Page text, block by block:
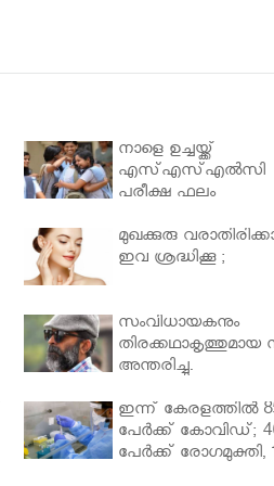
നാളെ ഉച്ചയ്ക്ക്
എസ്എസ്എല്‍സി
പരീക്ഷ ഫലം
മുഖക്കുരു
ഇവ ശ്രദ്ധിക്കൂ ;
സംവിധായകനും
തിരക്കഥാകൃത്തുമായ
അന്തരിച്ചു.
ഇന്ന് കേരളത്തിൽ
പേർക്ക് കോവിഡ്;
പേർക്ക് രോഗമുക്തി,